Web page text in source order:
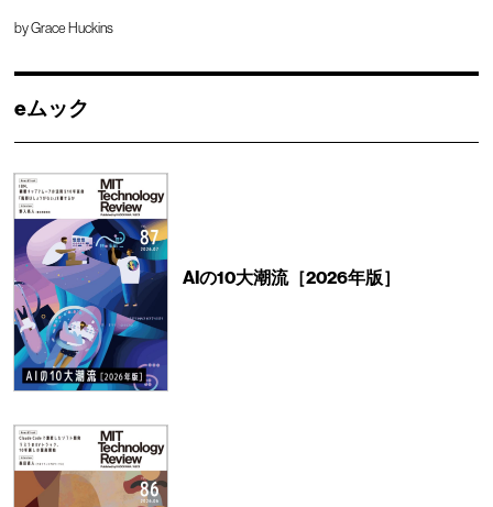
byGrace Huckins
eムック
AIの10大潮流［2026年版］